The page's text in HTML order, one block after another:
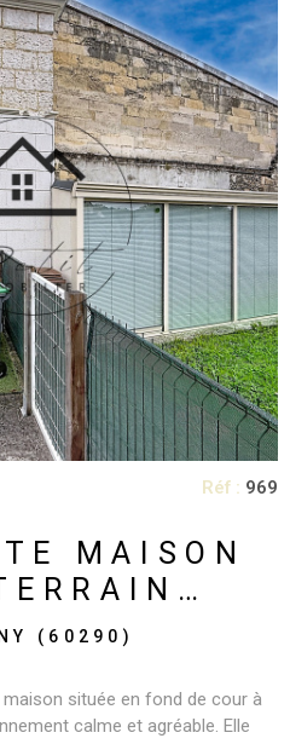
LE BIEN
Réf : 969
MAISON
À LOUER
(60290)
située en fond de cour à
calme et agréable. Elle